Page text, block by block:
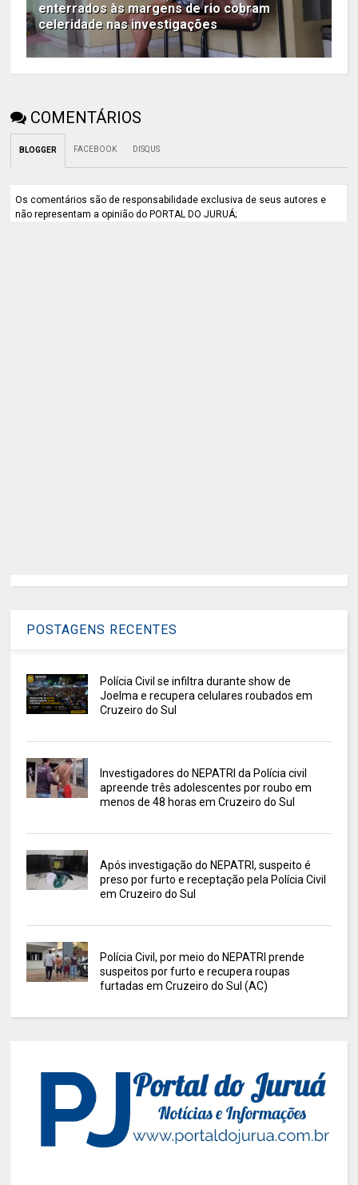
enterrados às margens de rio cobram
celeridade nas investigações
COMENTÁRIOS
BLOGGER FACEBOOK DISQUS
Os comentários são de responsabilidade exclusiva de seus autores e
não representam a opinião do PORTAL DO JURUÁ;
POSTAGENS RECENTES
Polícia Civil se infiltra durante show de
Joelma e recupera celulares roubados em
Cruzeiro do Sul
Investigadores do NEPATRI da Polícia civil
apreende três adolescentes por roubo em
menos de 48 horas em Cruzeiro do Sul
Após investigação do NEPATRI, suspeito é
preso por furto e receptação pela Polícia Civil
em Cruzeiro do Sul
Polícia Civil, por meio do NEPATRI prende
suspeitos por furto e recupera roupas
furtadas em Cruzeiro do Sul (AC)